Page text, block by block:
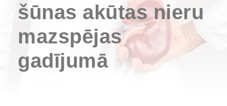
šūnas akūtas nieru
mazspējas
gadījumā